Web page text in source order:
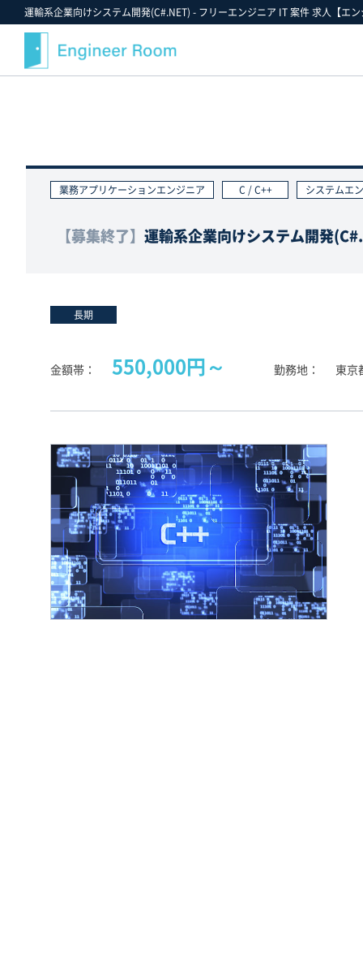
運輸系企業向けシステム開発(C#.NET) - フリーエンジニア IT 案件 求人【エ
金額から探す
職種から探す
お気に入り案件一覧★
案件決定速報
エンジニアルームからのお知らせ
就業までのフロー
支援実績
キャンペーン情報
業務アプリケーションエンジニア C / C++ システムエ
【募集終了】 運輸系企業向けシステム開発
長期
金額帯 550,000円～ 勤務地 東京